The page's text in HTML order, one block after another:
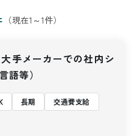
（現在1 ～1件）
手メーカーでの社内シ
語等）
長期
交通費支給